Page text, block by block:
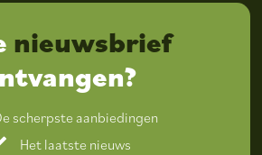
nieuwsbrief
scherpste aanbiedingen
Het laatste nieuws